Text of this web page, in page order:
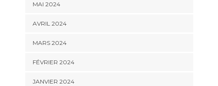
MAI 2024
AVRIL 2024
MARS 2024
FÉVRIER 2024
JANVIER 2024